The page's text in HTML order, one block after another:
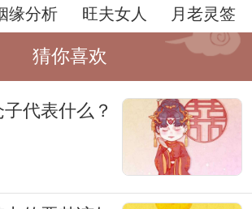
化。因此，对于梦见鲲鹏这样
也可以结合自己的生活经历和
解读。
的事物，重要的是在梦境中
和心灵的冲动。这些情绪和冲
境最真实的含义。因此，对于
梦境，我们可以反思自己内
缘分析 旺夫女人 月老灵签
猜你喜欢
代表什么？